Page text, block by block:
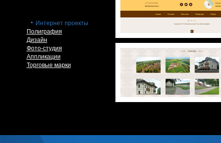
Интернет проекты
Полиграфия
Дизайн
Фото-студия
Аппликации
Торговые марки